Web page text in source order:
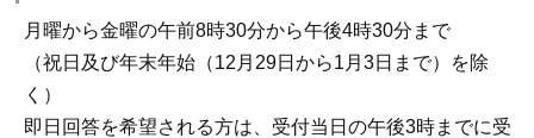
月曜から金曜の午前8時30分から午後4時30分まで
（祝日及び年末年始（12月29日から1月3日まで）を除
く）
即日回答を希望される方は、受付当日の午後3時までに受